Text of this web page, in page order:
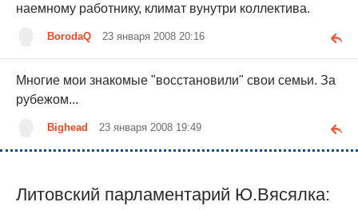
наемному работнику, климат вунутри коллектива.
BorodaQ 23 января 2008 20:16
Многие мои знакомые "восстановили" свои семьи. За
рубежом...
Bighead 23 января 2008 19:49
Литовский парламентарий Ю.Вясялка: